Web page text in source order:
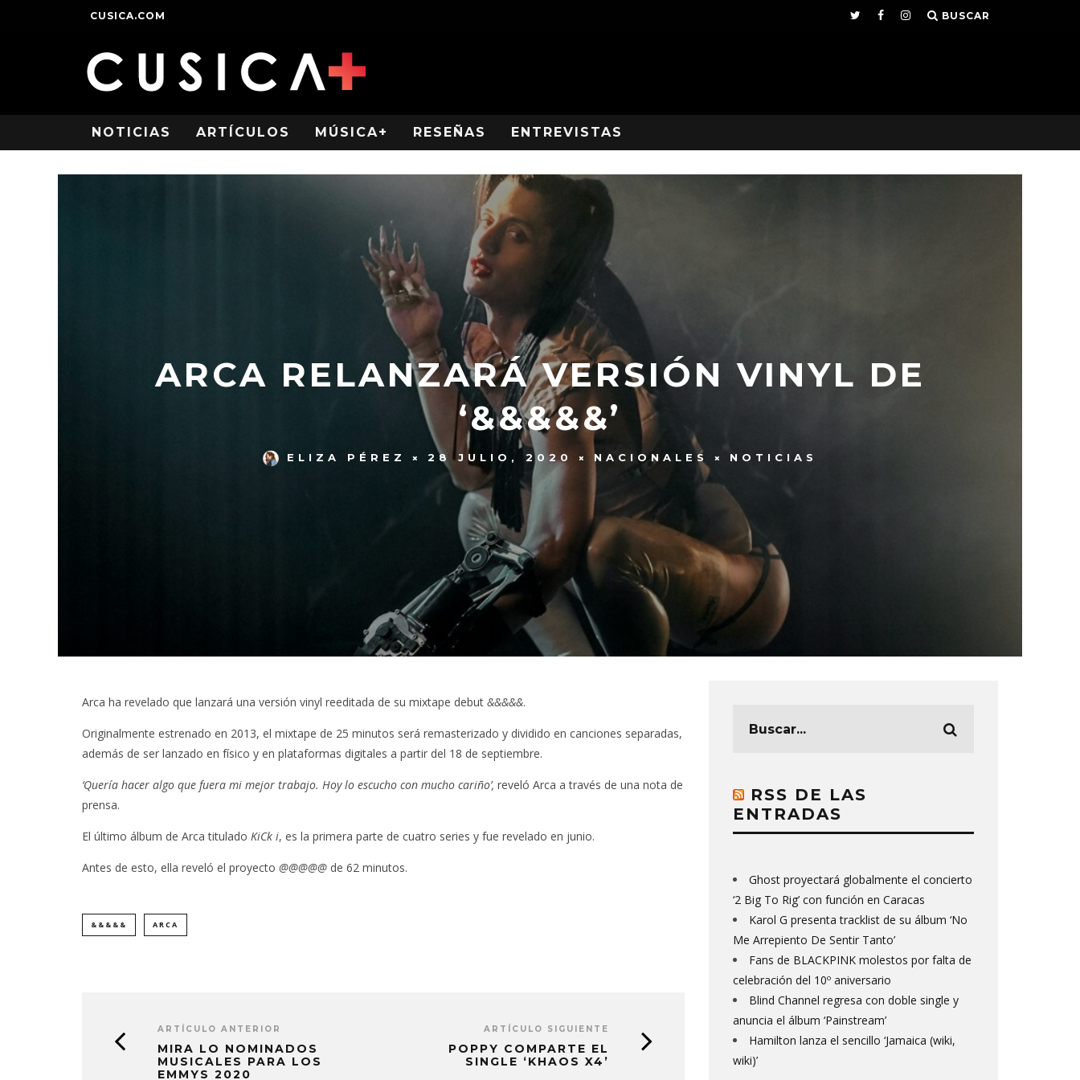
CUSICA.COM BUSCAR
NOTICIAS ARTÍCULOS MÚSICA+ RESEÑAS ENTREVISTAS
ARCA RELANZARÁ VERSIÓN VINYL DE
‘&&&&&’
ELIZA PÉREZ 28 JULIO, 2020 NACIONALES NOTICIAS
Arca ha revelado que lanzará una versión vinyl reeditada de su mixtape debut &&&&&.
Originalmente estrenado en 2013, el mixtape de 25 minutos será remasterizado y dividido en canciones separadas,
además de ser lanzado en físico y en plataformas digitales a partir del 18 de septiembre.
‘Quería hacer algo que fuera mi mejor trabajo. Hoy lo escucho con mucho cariño’, reveló Arca a través de una nota de
prensa.
El último álbum de Arca titulado KiCk i, es la primera parte de cuatro series y fue revelado en junio.
Antes de esto, ella reveló el proyecto @@@@@ de 62 minutos.
&&&&& ARCA
ARTÍCULO ANTERIOR
MIRA LO NOMINADOS
MUSICALES PARA LOS
EMMYS 2020
ARTÍCULO SIGUIENTE
POPPY COMPARTE EL
SINGLE ‘KHAOS X4’
RSS DE LAS
ENTRADAS
Ghost proyectará globalmente el concierto
‘2 Big To Rig’ con función en Caracas
Karol G presenta tracklist de su álbum ‘No
Me Arrepiento De Sentir Tanto’
Fans de BLACKPINK molestos por falta de
celebración del 10º aniversario
Blind Channel regresa con doble single y
anuncia el álbum ‘Painstream’
Hamilton lanza el sencillo ‘Jamaica (wiki,
wiki)’